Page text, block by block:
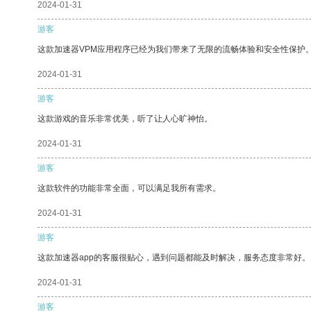
2024-01-31
游客
这款加速器VPM应用程序已经为我们带来了无限的流畅体验和安全性保护
2024-01-31
游客
这款游戏的音乐非常优美，听了让人心旷神怡。
2024-01-31
游客
这款软件的功能非常全面，可以满足我所有需求。
2024-01-31
游客
这款加速器app的客服很贴心，遇到问题都能及时解决，服务态度非常好。
2024-01-31
游客